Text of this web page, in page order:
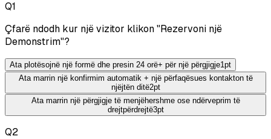
Q1
Çfarë ndodh kur një vizitor klikon "Rezervoni një
Demonstrim"?
Ata plotësojnë një formë dhe presin 24 orë+ për një përgjigje1 pt
Ata marrin një konfirmim automatik + një përfaqësues kontakton të
njëjtën ditë2pt
Ata marrin një përgjigje të menjëhershme ose ndërveprim të
drejtpërdrejtë3pt
Q2